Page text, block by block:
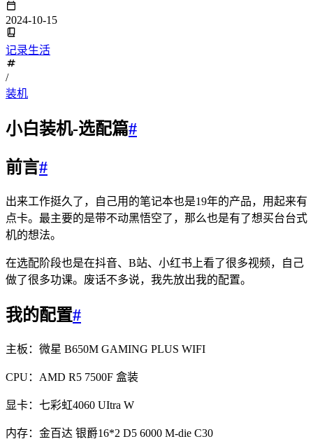
2024-10-15
记录生活
/
装机
小白装机-选配篇#
前言#
出来工作挺久了，自己用的笔记本也是19年的产品，用起来有
点卡。最主要的是带不动黑悟空了，那么也是有了想买台台式
机的想法。
在选配阶段也是在抖音、B站、小红书上看了很多视频，自己
做了很多功课。废话不多说，我先放出我的配置。
我的配置#
主板：微星 B650M GAMING PLUS WIFI
CPU：AMD R5 7500F 盒装
显卡：七彩虹4060 UItra W
内存：金百达 银爵16*2 D5 6000 M-die C30